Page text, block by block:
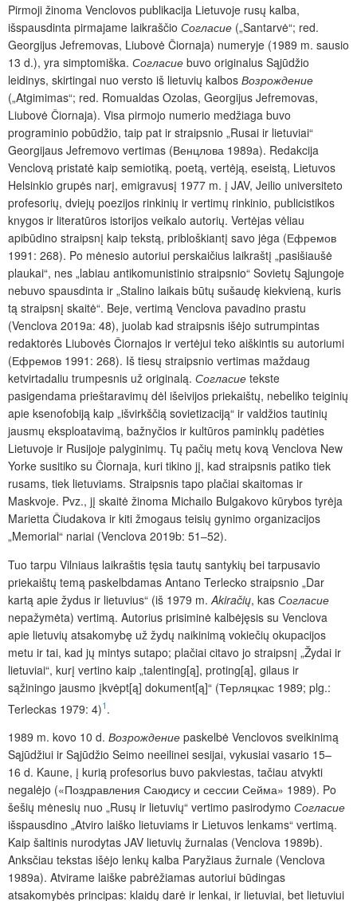
Pirmoji žinoma Venclovos publikacija Lietuvoje rusų kalba,
išspausdinta pirmajame laikraščio Согласие („Santarvė“; red.
Georgijus Jefremovas, Liubovė Čiornaja) numeryje (1989 m. sausio
13 d.), yra simptomiška. Согласие buvo originalus Sąjūdžio
leidinys, skirtingai nuo versto iš lietuvių kalbos Возрождение
(„Atgimimas“; red. Romualdas Ozolas, Georgijus Jefremovas,
Liubovė Čiornaja). Visa pirmojo numerio medžiaga buvo
programinio pobūdžio, taip pat ir straipsnio „Rusai ir lietuviai“
Georgijaus Jefremovo vertimas (Венцлова 1989a). Redakcija
Venclovą pristatė kaip semiotiką, poetą, vertėją, eseistą, Lietuvos
Helsinkio grupės narį, emigravusį 1977 m. į JAV, Jeilio universiteto
profesorių, dviejų poezijos rinkinių ir vertimų rinkinio, publicistikos
knygos ir literatūros istorijos veikalo autorių. Vertėjas vėliau
apibūdino straipsnį kaip tekstą, pribloškiantį savo jėga (Ефремов
1991: 268). Po mėnesio autoriui perskaičius laikraštį „pasišiaušė
plaukai“, nes „labiau antikomunistinio straipsnio“ Sovietų Sąjungoje
nebuvo spausdinta ir „Stalino laikais būtų sušaudę kiekvieną, kuris
tą straipsnį skaitė“. Beje, vertimą Venclova pavadino prastu
(Venclova 2019a: 48), juolab kad straipsnis išėjo sutrumpintas
redaktorės Liubovės Čiornajos ir vertėjui teko aiškintis su autoriumi
(Ефремов 1991: 268). Iš tiesų straipsnio vertimas maždaug
ketvirtadaliu trumpesnis už originalą. Согласие tekste
pasigendama prieštaravimų dėl išeivijos priekaištų, nebeliko teiginių
apie ksenofobiją kaip „išvirkščią sovietizaciją“ ir valdžios tautinių
jausmų eksploatavimą, bažnyčios ir kultūros paminklų padėties
Lietuvoje ir Rusijoje palyginimų. Tų pačių metų kovą Venclova New
Yorke susitiko su Čiornaja, kuri tikino jį, kad straipsnis patiko tiek
rusams, tiek lietuviams. Straipsnis tapo plačiai skaitomas ir
Maskvoje. Pvz., jį skaitė žinoma Michailo Bulgakovo kūrybos tyrėja
Marietta Čiudakova ir kiti žmogaus teisių gynimo organizacijos
„Memorial“ nariai (Venclova 2019b: 51–52).
Tuo tarpu Vilniaus laikraštis tęsia tautų santykių bei tarpusavio
priekaištų temą paskelbdamas Antano Terlecko straipsnio „Dar
kartą apie žydus ir lietuvius“ (iš 1979 m. Akiračių, kas Согласие
nepažymėta) vertimą. Autorius prisiminė kalbėjęsis su Venclova
apie lietuvių atsakomybę už žydų naikinimą vokiečių okupacijos
metu ir tai, kad jų mintys sutapo; plačiai citavo jo straipsnį „Žydai ir
lietuviai“, kurį vertino kaip „talenting[ą], proting[ą], gilaus ir
sąžiningo jausmo įkvėpt[ą] dokument[ą]“ (Терляцкас 1989; plg.:
Terleckas 1979: 4)1.
1989 m. kovo 10 d. Возрождение paskelbė Venclovos sveikinimą
Sąjūdžiui ir Sąjūdžio Seimo neeilinei sesijai, vykusiai vasario 15–
16 d. Kaune, į kurią profesorius buvo pakviestas, tačiau atvykti
negalėjo («Поздравления Саюдису и сессии Сейма» 1989). Po
šešių mėnesių nuo „Rusų ir lietuvių“ vertimo pasirodymo Согласие
išspausdino „Atviro laiško lietuviams ir Lietuvos lenkams“ vertimą.
Kaip šaltinis nurodytas JAV lietuvių žurnalas (Venclova 1989b).
Anksčiau tekstas išėjo lenkų kalba Paryžiaus žurnale (Venclova
1989a). Atvirame laiške pabrėžiamas autoriui būdingas
atsakomybės principas: klaidų darė ir lenkai, ir lietuviai, bet lietuviui